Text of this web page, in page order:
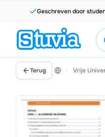
Geschreven door
Terug Vrije